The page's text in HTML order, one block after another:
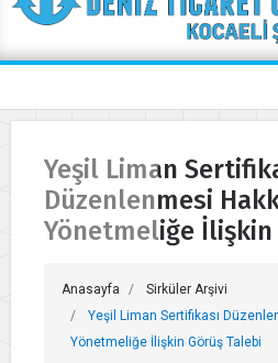
Yeşil Liman
Düzenlenmesi
Yönetmeliğe İlişkin
Anasayfa
Sirküler Arşivi
Yeşil Liman Sertifikası
Yönetmeliğe İlişkin Görüş Talebi